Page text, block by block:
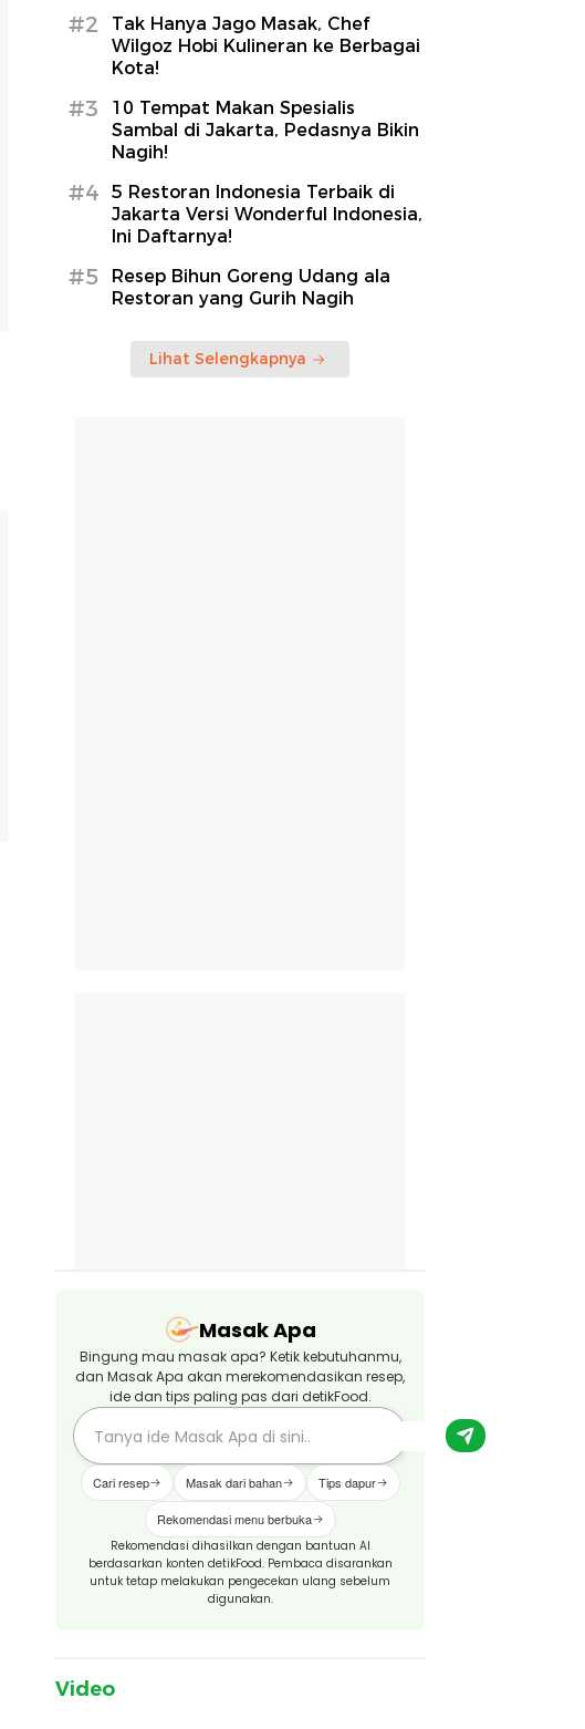
#2
Tak Hanya Jago Masak, Chef
Wilgoz Hobi Kulineran ke Berbagai
Kota!
#3
10 Tempat Makan Spesialis
Sambal di Jakarta, Pedasnya Bikin
Nagih!
#4
5 Restoran Indonesia Terbaik di
Jakarta Versi Wonderful Indonesia,
Ini Daftarnya!
#5
Resep Bihun Goreng Udang ala
Restoran yang Gurih Nagih
Lihat Selengkapnya
Masak Apa
Bingung mau masak apa? Ketik kebutuhanmu,
dan Masak Apa akan merekomendasikan resep,
ide dan tips paling pas dari detikFood.
Cari resep Masak dari bahan Tips dapur
Rekomendasi menu berbuka
Rekomendasi dihasilkan dengan bantuan AI
berdasarkan konten detikFood. Pembaca disarankan
untuk tetap melakukan pengecekan ulang sebelum
digunakan.
Video